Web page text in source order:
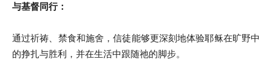
与基督同行：
通过祈祷、禁食和施舍，信徒能够更深刻地体验耶稣在旷野中
的挣扎与胜利，并在生活中跟随祂的脚步。